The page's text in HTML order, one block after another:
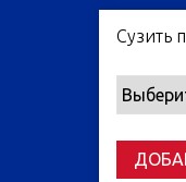
Сузить